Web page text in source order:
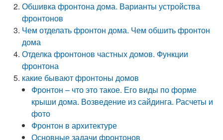
Обшивка фронтона дома. Варианты устройства
фронтонов
Чем отделать фронтон дома. Чем обшить фронтон
дома
Отделка фронтонов частных домов. Функции
фронтона
какие бывают фронтоны домов
Фронтон – что это такое. Его виды по форме
крыши дома. Возведение из сайдинга. Расчеты и
фото
Фронтон в архитектуре
Основные задачи фронтонов